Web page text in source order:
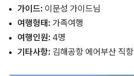
가이드: 이문성 가이드님
여행형태: 가족여행
여행인원: 4명
기타사항: 김해공항 에어부산 직항